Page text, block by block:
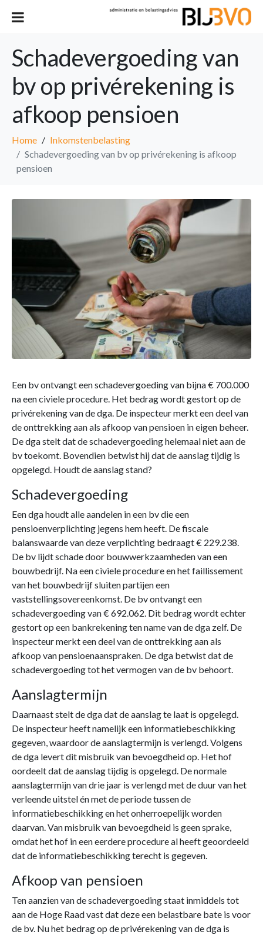
Schadevergoeding van
bv op privérekening is
afkoop pensioen
Home
Inkomstenbelasting
Schadevergoeding van bv op privérekening is afkoop
pensioen
Een bv ontvangt een schadevergoeding van bijna € 700.000
na een civiele procedure. Het bedrag wordt gestort op de
privérekening van de dga. De inspecteur merkt een deel van
de onttrekking aan als afkoop van pensioen in eigen beheer.
De dga stelt dat de schadevergoeding helemaal niet aan de
bv toekomt. Bovendien betwist hij dat de aanslag tijdig is
opgelegd. Houdt de aanslag stand?
Schadevergoeding
Een dga houdt alle aandelen in een bv die een
pensioenverplichting jegens hem heeft. De fiscale
balanswaarde van deze verplichting bedraagt € 229.238.
De bv lijdt schade door bouwwerkzaamheden van een
bouwbedrijf. Na een civiele procedure en het faillissement
van het bouwbedrijf sluiten partijen een
vaststellingsovereenkomst. De bv ontvangt een
schadevergoeding van € 692.062. Dit bedrag wordt echter
gestort op een bankrekening ten name van de dga zelf. De
inspecteur merkt een deel van de onttrekking aan als
afkoop van pensioenaanspraken. De dga betwist dat de
schadevergoeding tot het vermogen van de bv behoort.
Aanslagtermijn
Daarnaast stelt de dga dat de aanslag te laat is opgelegd.
De inspecteur heeft namelijk een informatiebeschikking
gegeven, waardoor de aanslagtermijn is verlengd. Volgens
de dga levert dit misbruik van bevoegdheid op. Het hof
oordeelt dat de aanslag tijdig is opgelegd. De normale
aanslagtermijn van drie jaar is verlengd met de duur van het
verleende uitstel én met de periode tussen de
informatiebeschikking en het onherroepelijk worden
daarvan. Van misbruik van bevoegdheid is geen sprake,
omdat het hof in een eerdere procedure al heeft geoordeeld
dat de informatiebeschikking terecht is gegeven.
Afkoop van pensioen
Ten aanzien van de schadevergoeding staat inmiddels tot
aan de Hoge Raad vast dat deze een belastbare bate is voor
de bv. Nu het bedrag op de privérekening van de dga is